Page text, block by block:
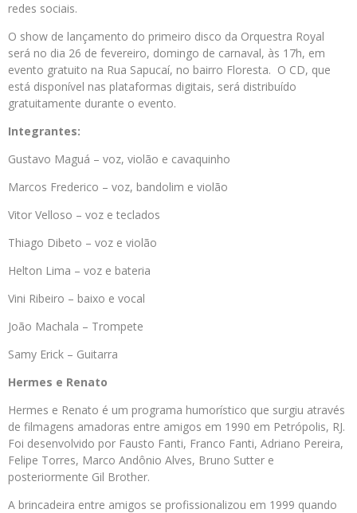
redes sociais.
O show de lançamento do primeiro disco da Orquestra Royal
será no dia 26 de fevereiro, domingo de carnaval, às 17h, em
evento gratuito na Rua Sapucaí, no bairro Floresta. O CD, que
está disponível nas plataformas digitais, será distribuído
gratuitamente durante o evento.
Integrantes:
Gustavo Maguá – voz, violão e cavaquinho
Marcos Frederico – voz, bandolim e violão
Vitor Velloso – voz e teclados
Thiago Dibeto – voz e violão
Helton Lima – voz e bateria
Vini Ribeiro – baixo e vocal
João Machala – Trompete
Samy Erick – Guitarra
Hermes e Renato
Hermes e Renato é um programa humorístico que surgiu através
de filmagens amadoras entre amigos em 1990 em Petrópolis, RJ.
Foi desenvolvido por Fausto Fanti, Franco Fanti, Adriano Pereira,
Felipe Torres, Marco Andônio Alves, Bruno Sutter e
posteriormente Gil Brother.
A brincadeira entre amigos se profissionalizou em 1999 quando